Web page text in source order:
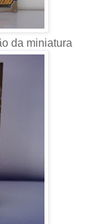
da miniatura